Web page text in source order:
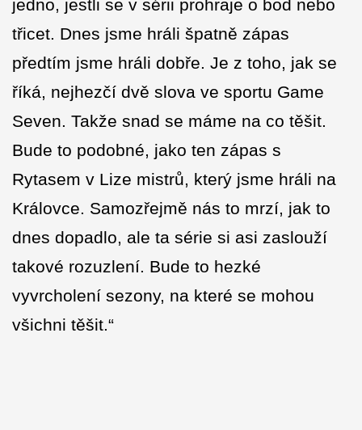
jedno, jestli se v sérii prohraje o bod nebo
třicet. Dnes jsme hráli špatně zápas
předtím jsme hráli dobře. Je z toho, jak se
říká, nejhezčí dvě slova ve sportu Game
Seven. Takže snad se máme na co těšit.
Bude to podobné, jako ten zápas s
Rytasem v Lize mistrů, který jsme hráli na
Královce. Samozřejmě nás to mrzí, jak to
dnes dopadlo, ale ta série si asi zaslouží
takové rozuzlení. Bude to hezké
vyvrcholení sezony, na které se mohou
všichni těšit.“